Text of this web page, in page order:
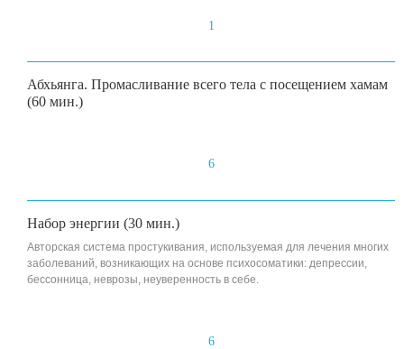
1
Абхьянга. Промасливание всего тела с посещением хамам
(60 мин.)
6
Набор энергии (30 мин.)
Авторская система простукивания, используемая для лечения многих
заболеваний, возникающих на основе психосоматики: депрессии,
бессонница, неврозы, неуверенность в себе.
6